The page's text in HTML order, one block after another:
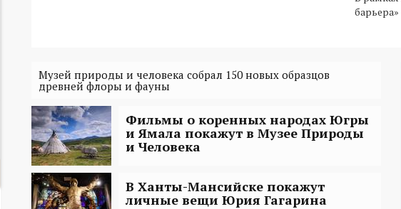
барьера»
Музей природы и человека собрал 150 новых образцов
древней флоры и фауны
Фильмы о коренных народах Югры
и Ямала покажут в Музее Природы
и Человека
В Ханты-Мансийске покажут
личные вещи Юрия Гагарина